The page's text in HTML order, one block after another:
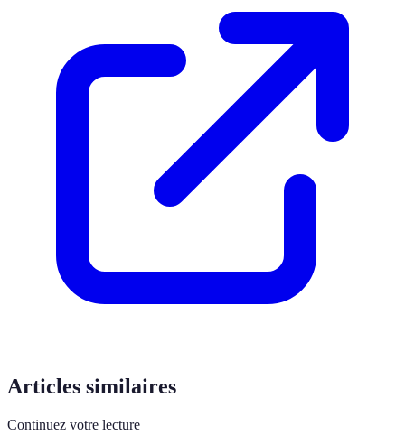
Articles similaires
Continuez votre lecture